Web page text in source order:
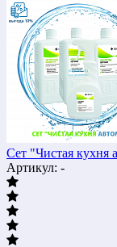
Сет "Чистая кухня
Артикул: -